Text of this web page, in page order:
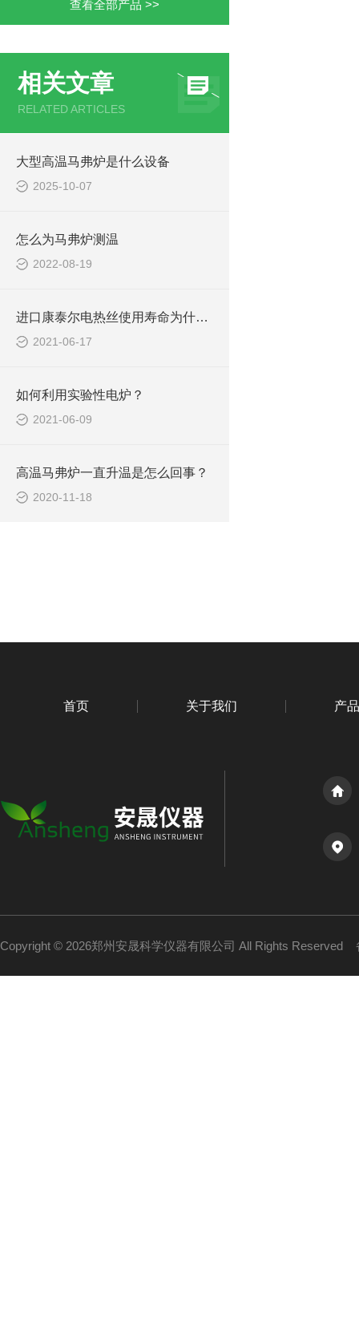
查看全部产品 >>
相关文章
RELATED ARTICLES
大型高温马弗炉是什么设备
2025-10-07
怎么为马弗炉测温
2022-08-19
进口康泰尔电热丝使用寿命为什么会长？
2021-06-17
如何利用实验性电炉？
2021-06-09
高温马弗炉一直升温是怎么回事？
2020-11-18
首页 关于我们 产
Copyright © 2026郑州安晟科学仪器有限公司 All Rights Reserved